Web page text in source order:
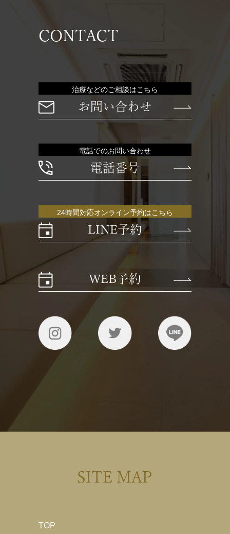
CONTACT
治療などのご相談はこちら
お問い合わせ
電話でのお問い合わせ
電話番号
24時間対応オンライン予約はこちら
LINE予約
WEB予約
SITE MAP
TOP